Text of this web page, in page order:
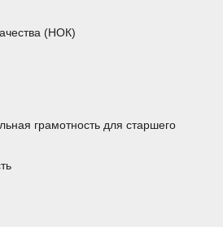
(НОК)
грамотность для старшего